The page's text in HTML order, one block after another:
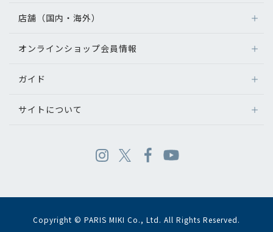
店舗（国内・海外）
オンラインショップ会員情報
ガイド
サイトについて
Copyright © PARIS MIKI Co., Ltd. All Rights Reserved.